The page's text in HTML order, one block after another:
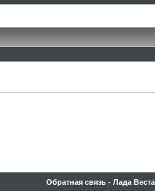
Обратная связь - Лада